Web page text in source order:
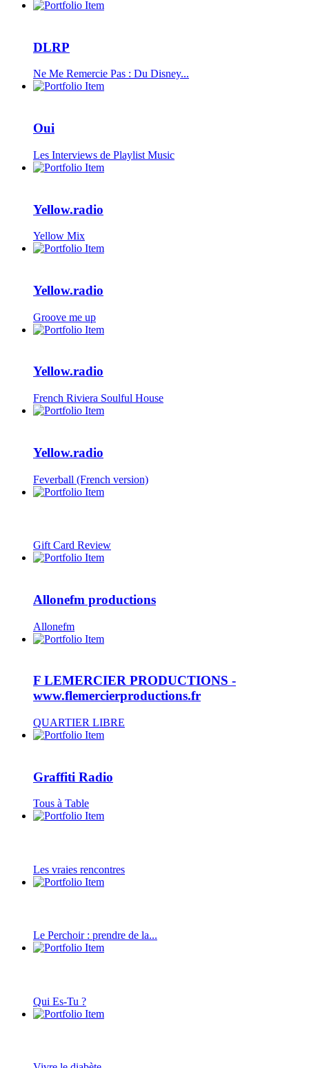
DLRP
Ne Me Remercie Pas : Du Disney...
Oui
Les Interviews de Playlist Music
Yellow.radio
Yellow Mix
Yellow.radio
Groove me up
Yellow.radio
French Riviera Soulful House
Yellow.radio
Feverball (French version)
Gift Card Review
Allonefm productions
Allonefm
F LEMERCIER PRODUCTIONS -
www.flemercierproductions.fr
QUARTIER LIBRE
Graffiti Radio
Tous à Table
Les vraies rencontres
Le Perchoir : prendre de la...
Qui Es-Tu ?